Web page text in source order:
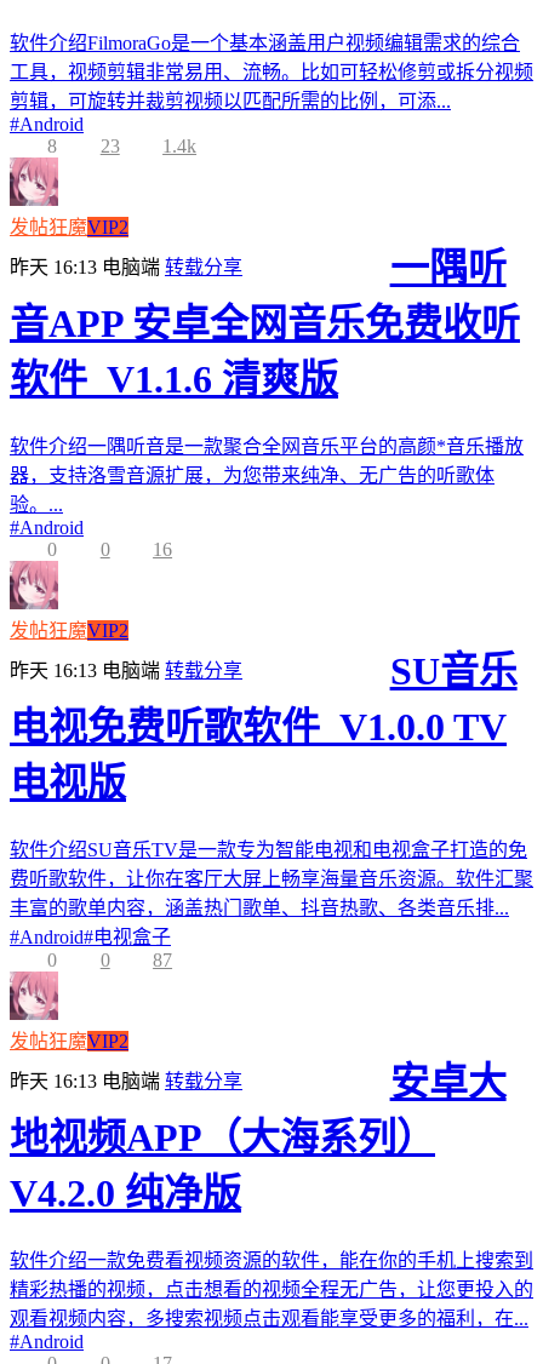
软件介绍FilmoraGo是一个基本涵盖用户视频编辑需求的综合
工具，视频剪辑非常易用、流畅。比如可轻松修剪或拆分视频
剪辑，可旋转并裁剪视频以匹配所需的比例，可添...
#Android
8
23 1.4k
发帖狂魔VIP2
昨天 16:13 电脑端 转载分享
一隅听
音APP 安卓全网音乐免费收听
软件_V1.1.6 清爽版
软件介绍一隅听音是一款聚合全网音乐平台的高颜*音乐播放
器，支持洛雪音源扩展，为您带来纯净、无广告的听歌体
验。...
#Android
0
0 16
发帖狂魔VIP2
昨天 16:13 电脑端 转载分享
SU音乐
电视免费听歌软件_V1.0.0 TV
电视版
软件介绍SU音乐TV是一款专为智能电视和电视盒子打造的免
费听歌软件，让你在客厅大屏上畅享海量音乐资源。软件汇聚
丰富的歌单内容，涵盖热门歌单、抖音热歌、各类音乐排...
#Android#电视盒子
0
0 87
发帖狂魔VIP2
昨天 16:13 电脑端 转载分享
安卓大
地视频APP（大海系列）
V4.2.0 纯净版
软件介绍一款免费看视频资源的软件，能在你的手机上搜索到
精彩热播的视频，点击想看的视频全程无广告，让您更投入的
观看视频内容，多搜索视频点击观看能享受更多的福利，在...
#Android